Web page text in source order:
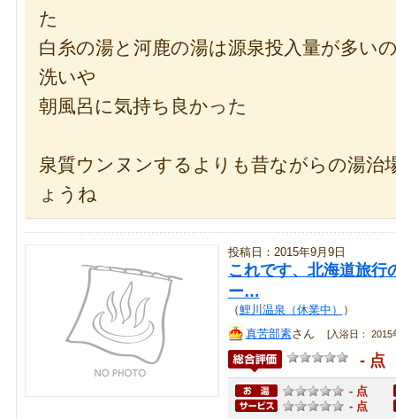
た
白糸の湯と河鹿の湯は源泉投入量が多い
洗いや
朝風呂に気持ち良かった
泉質ウンヌンするよりも昔ながらの湯治
ょうね
投稿日：2015年9月9日
これです、北海道旅行
ー…
（鯉川温泉（休業中）
）
真苦部素さん [入浴日：
- 点
- 点
- 点